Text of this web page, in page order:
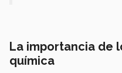
La importancia de
química